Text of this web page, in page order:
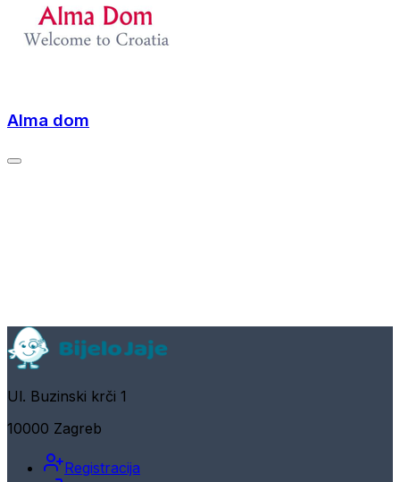
Alma dom
Ul. Buzinski krči 1
10000 Zagreb
Registracija